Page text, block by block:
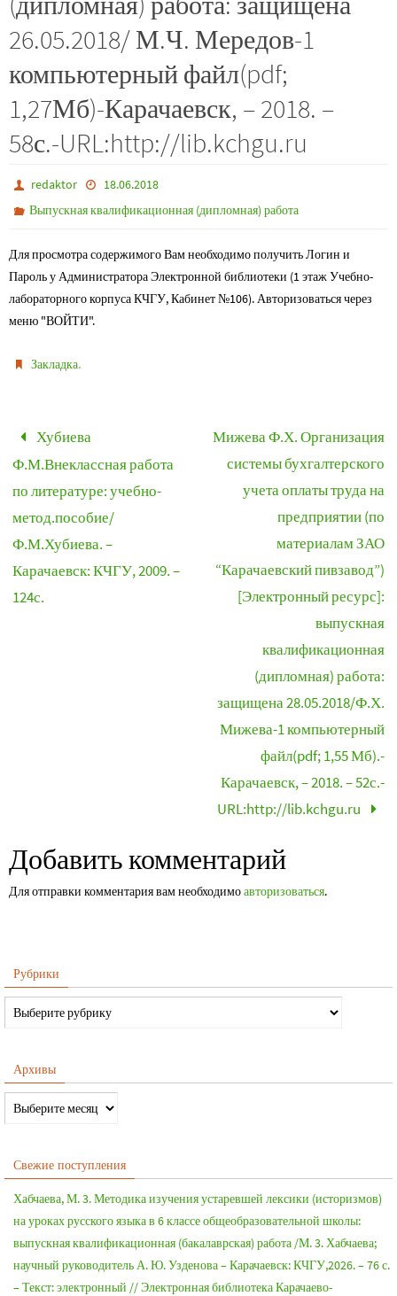
26.05.2018/ М.Ч. Мередов-1
компьютерный файл(pdf;
1,27Мб)-Карачаевск, – 2018. –
58с.-URL:http://lib.kchgu.ru
redaktor
18.06.2018
Выпускная квалификационная (дипломная) работа
Для просмотра содержимого Вам необходимо получить Логин и
Пароль у Администратора Электронной библиотеки (1 этаж Учебно-
лабораторного корпуса КЧГУ, Кабинет №106). Авторизоваться через
меню "ВОЙТИ".
Закладка.
Хубиева
Ф.М.Внеклассная работа
по литературе: учебно-
метод.пособие/
Ф.М.Хубиева. –
Карачаевск: КЧГУ, 2009. –
124с.
Мижева Ф.Х. Организация
системы бухгалтерского
учета оплаты труда на
предприятии (по
материалам ЗАО
“Карачаевский пивзавод”)
[Электронный ресурс]:
выпускная
квалификационная
(дипломная) работа:
защищена 28.05.2018/Ф.Х.
Мижева-1 компьютерный
файл(pdf; 1,55 Мб).-
Карачаевск, – 2018. – 52с.-
URL:http://lib.kchgu.ru
Добавить комментарий
Для отправки комментария вам необходимоавторизоваться.
Рубрики
Архивы
Свежие поступления
Хабчаева, М. 3. Методика изучения устаревшей лексики (историзмов)
на уроках русского языка в 6 классе общеобразовательной школы:
выпускная квалификационная (бакалаврская) работа /М. 3. Хабчаева;
научный руководитель А. Ю. Узденова – Карачаевск: КЧГУ,2026. – 76 с.
– Текст: электронный // Электронная библиотека Карачаево-